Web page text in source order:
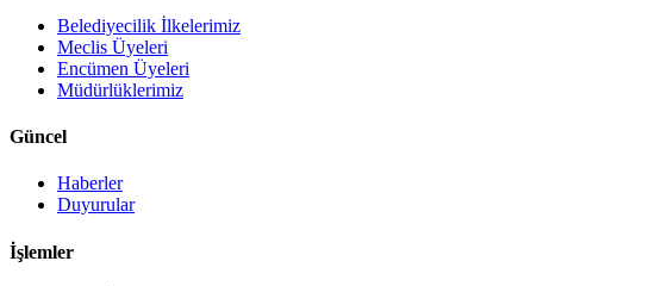
Belediyecilik İlkelerimiz
Meclis Üyeleri
Encümen Üyeleri
Müdürlüklerimiz
Güncel
Haberler
Duyurular
İşlemler